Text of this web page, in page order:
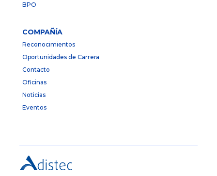
BPO
COMPAÑÍA
Reconocimientos
Oportunidades de Carrera
Contacto
Oficinas
Noticias
Eventos